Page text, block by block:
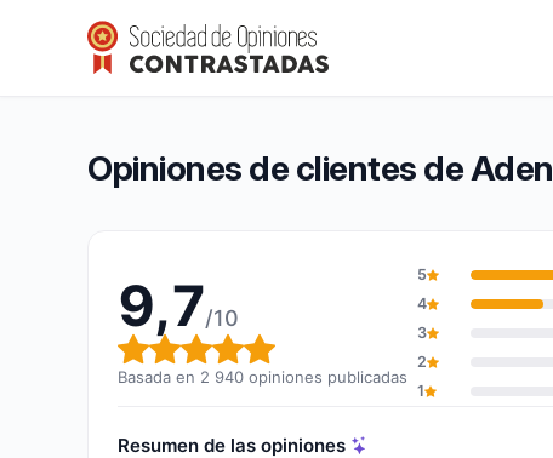
Aden
Calificación global: 9,7 de 10
9,7/10(2 940 opiniones)
Opiniones de clientes de Aden
9,7/10
Calificación global: 9,7 de 10
Basada en 2 940 opiniones publicadas
5
4
3
2
1
Resumen de las opiniones